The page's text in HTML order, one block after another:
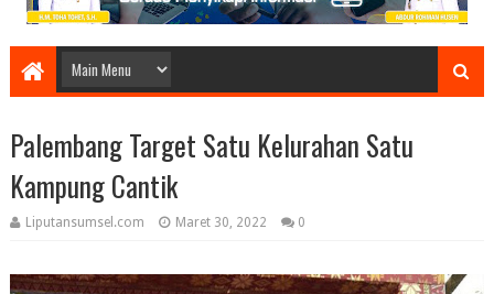
Palembang Target Satu Kelurahan Satu
Kampung Cantik
Liputansumsel.com Maret 30, 2022 0